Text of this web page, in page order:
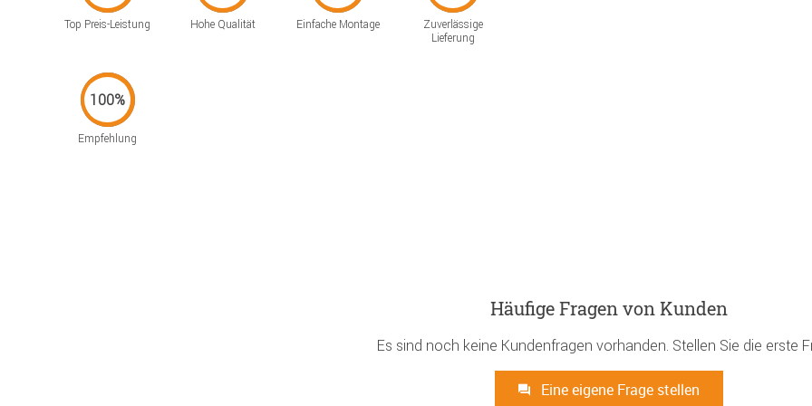
Top Preis-Leistung Hohe Qualität Einfache Montage
Zuverlässige
Lieferung
Empfehlung
Häufige Fragen von Kunden
Es sind noch keine Kundenfragen vorhanden. Stellen Sie die erste
Eine eigene Frage stellen